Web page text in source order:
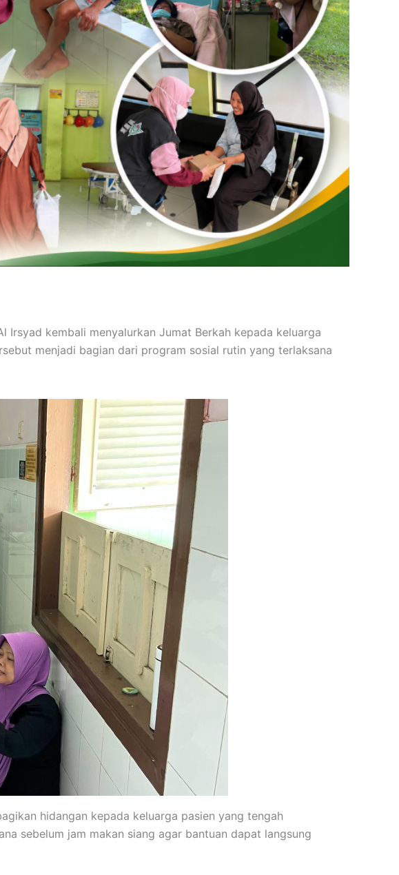
Irsyad kembali menyalurkan Jumat Berkah kepada keluarga
menjadi bagian dari program sosial rutin yang terlaksana
hidangan kepada keluarga pasien yang tengah
sebelum jam makan siang agar bantuan dapat langsung